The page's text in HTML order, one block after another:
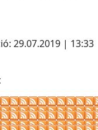
29.07.2019 | 13:33